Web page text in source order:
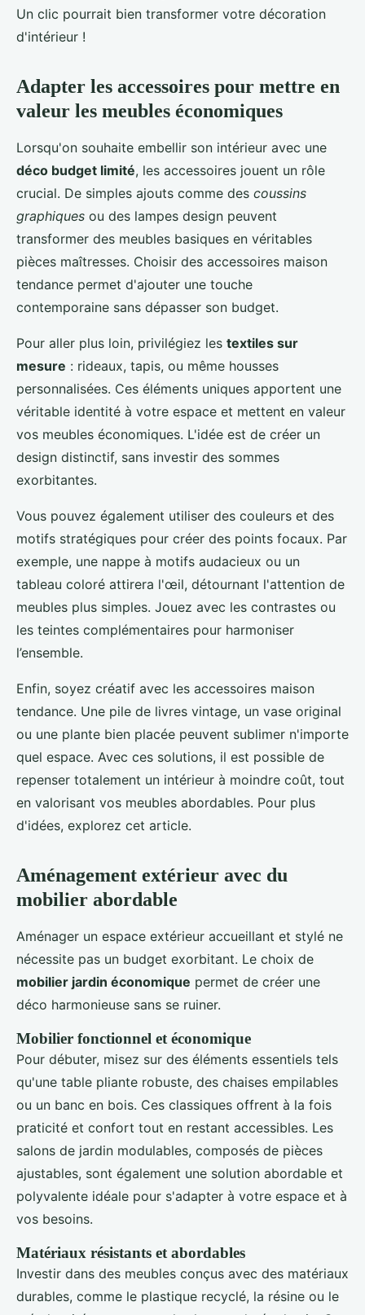
Un clic pourrait bien transformer votre décoration
d'intérieur !
Adapter les accessoires pour mettre en
valeur les meubles économiques
Lorsqu'on souhaite embellir son intérieur avec une
déco budget limité, les accessoires jouent un rôle
crucial. De simples ajouts comme des coussins
graphiques ou des lampes design peuvent
transformer des meubles basiques en véritables
pièces maîtresses. Choisir des accessoires maison
tendance permet d'ajouter une touche
contemporaine sans dépasser son budget.
Pour aller plus loin, privilégiez les textiles sur
mesure : rideaux, tapis, ou même housses
personnalisées. Ces éléments uniques apportent une
véritable identité à votre espace et mettent en valeur
vos meubles économiques. L'idée est de créer un
design distinctif, sans investir des sommes
exorbitantes.
Vous pouvez également utiliser des couleurs et des
motifs stratégiques pour créer des points focaux. Par
exemple, une nappe à motifs audacieux ou un
tableau coloré attirera l'œil, détournant l'attention de
meubles plus simples. Jouez avec les contrastes ou
les teintes complémentaires pour harmoniser
l’ensemble.
Enfin, soyez créatif avec les accessoires maison
tendance. Une pile de livres vintage, un vase original
ou une plante bien placée peuvent sublimer n'importe
quel espace. Avec ces solutions, il est possible de
repenser totalement un intérieur à moindre coût, tout
en valorisant vos meubles abordables. Pour plus
d'idées, explorez cet article.
Aménagement extérieur avec du
mobilier abordable
Aménager un espace extérieur accueillant et stylé ne
nécessite pas un budget exorbitant. Le choix de
mobilier jardin économique permet de créer une
déco harmonieuse sans se ruiner.
Mobilier fonctionnel et économique
Pour débuter, misez sur des éléments essentiels tels
qu'une table pliante robuste, des chaises empilables
ou un banc en bois. Ces classiques offrent à la fois
praticité et confort tout en restant accessibles. Les
salons de jardin modulables, composés de pièces
ajustables, sont également une solution abordable et
polyvalente idéale pour s'adapter à votre espace et à
vos besoins.
Matériaux résistants et abordables
Investir dans des meubles conçus avec des matériaux
durables, comme le plastique recyclé, la résine ou le